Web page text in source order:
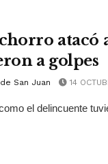
atacó
a golpes
San Juan 14
el delincuente